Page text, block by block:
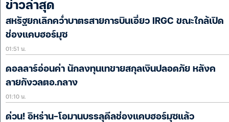
ข่าวล่าสุด
สหรัฐยกเลิกคว่ำบาตรสายการบินเอี่ยว IRGC ขณะใกล้เปิด
ช่องแคบฮอร์มุซ
01:51 น.
ดอลลาร์อ่อนค่า นักลงทุนเทขายสกุลเงินปลอดภัย หลังค
ลายกังวลตอ.กลาง
01:10 น.
ด่วน! อิหร่าน-โอมานบรรลุดีลช่องแคบฮอร์มุซแล้ว